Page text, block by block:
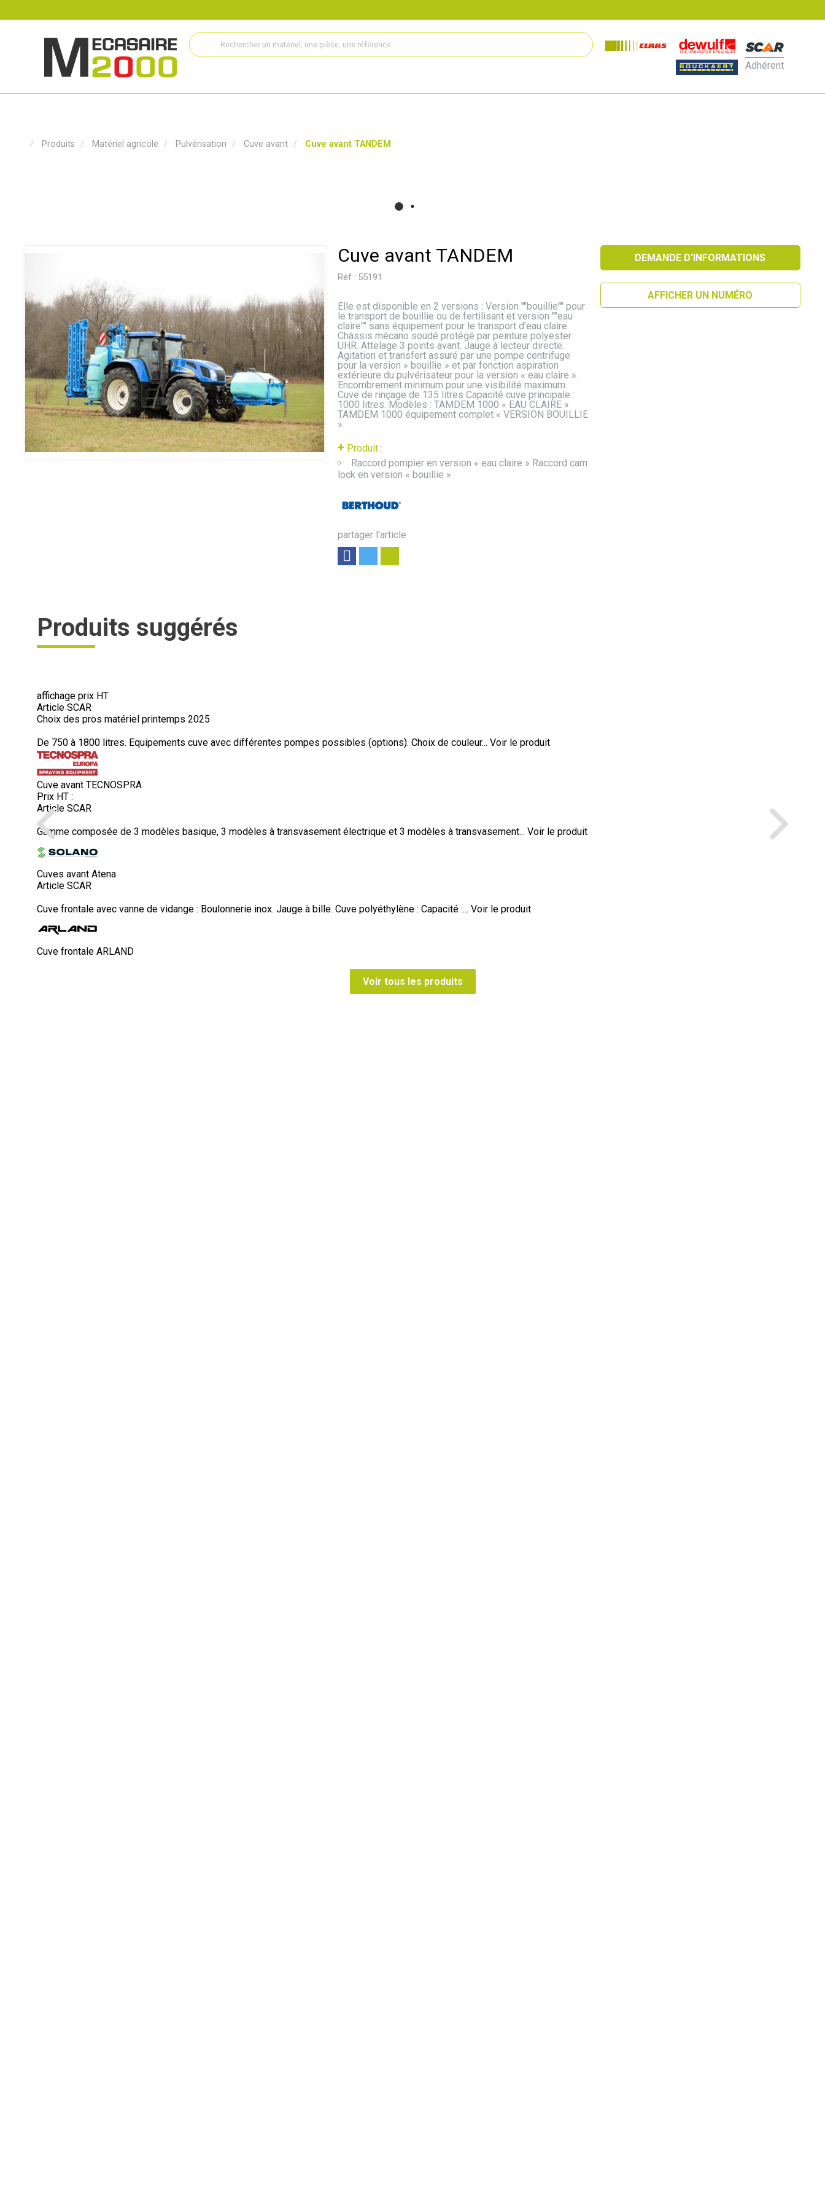
Adhérent
Produits Matériel agricole Pulvérisation Cuve avant Cuve avant TANDEM
Cuve avant TANDEM
Réf : 55191
+ Produit :
Raccord pompier en version « eau claire » Raccord cam
lock en version « bouillie »
partager l'article
Elle est disponible en 2 versions : Version ""bouillie"" pour
le transport de bouillie ou de fertilisant et version ""eau
claire"" sans équipement pour le transport d'eau claire.
Châssis mécano soudé protégé par peinture polyester
UHR. Attelage 3 points avant. Jauge à lecteur directe.
Agitation et transfert assuré par une pompe centrifuge
pour la version » bouillie » et par fonction aspiration
extérieure du pulvérisateur pour la version « eau claire ».
Encombrement minimum pour une visibilité maximum.
Cuve de rinçage de 135 litres Capacité cuve principale :
1000 litres. Modèles : TAMDEM 1000 « EAU CLAIRE »
TAMDEM 1000 équipement complet « VERSION BOUILLIE
»
DEMANDE D'INFORMATIONS
AFFICHER UN NUMÉRO
Produits suggérés
affichage prix HT
Article SCAR
Choix des pros matériel printemps 2025
De 750 à 1800 litres. Equipements cuve avec différentes pompes possibles (options). Choix de couleur... Voir le produit
Cuve avant TECNOSPRA
Prix HT :
Article SCAR
Gamme composée de 3 modèles basique, 3 modèles à transvasement électrique et 3 modèles à transvasement... Voir le produit
Cuves avant Atena
Article SCAR
Cuve frontale avec vanne de vidange : Boulonnerie inox. Jauge à bille. Cuve polyéthylène : Capacité :... Voir le produit
Cuve frontale ARLAND
Voir tous les produits